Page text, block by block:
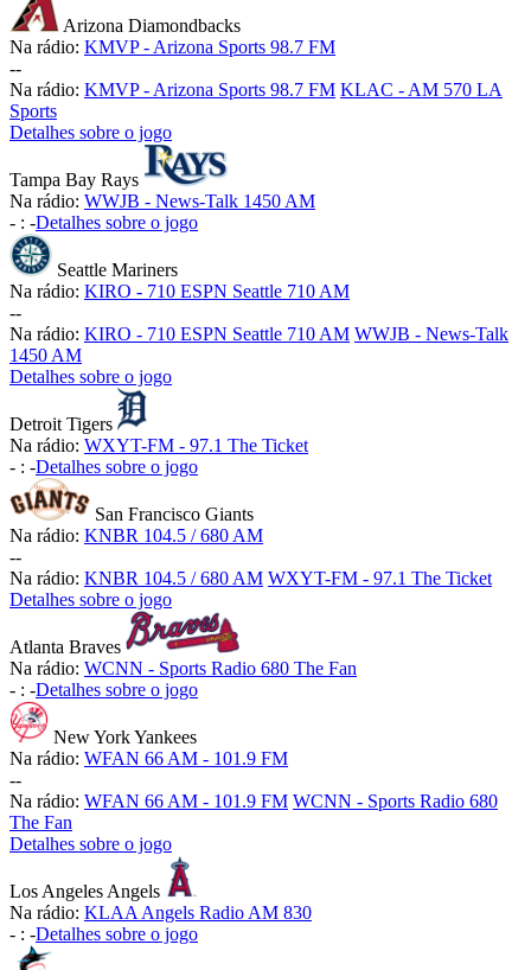
Arizona Diamondbacks
Na rádio: KMVP - Arizona Sports 98.7 FM
--
Na rádio: KMVP - Arizona Sports 98.7 FM KLAC - AM 570 LA
Sports
Detalhes sobre o jogo
Tampa Bay Rays
Na rádio: WWJB - News-Talk 1450 AM
- : -Detalhes sobre o jogo
Seattle Mariners
Na rádio: KIRO - 710 ESPN Seattle 710 AM
--
Na rádio: KIRO - 710 ESPN Seattle 710 AM WWJB - News-Talk
1450 AM
Detalhes sobre o jogo
Detroit Tigers
Na rádio: WXYT-FM - 97.1 The Ticket
- : -Detalhes sobre o jogo
San Francisco Giants
Na rádio: KNBR 104.5 / 680 AM
--
Na rádio: KNBR 104.5 / 680 AM WXYT-FM - 97.1 The Ticket
Detalhes sobre o jogo
Atlanta Braves
Na rádio: WCNN - Sports Radio 680 The Fan
- : -Detalhes sobre o jogo
New York Yankees
Na rádio: WFAN 66 AM - 101.9 FM
--
Na rádio: WFAN 66 AM - 101.9 FM WCNN - Sports Radio 680
The Fan
Detalhes sobre o jogo
Los Angeles Angels
Na rádio: KLAA Angels Radio AM 830
- : -Detalhes sobre o jogo